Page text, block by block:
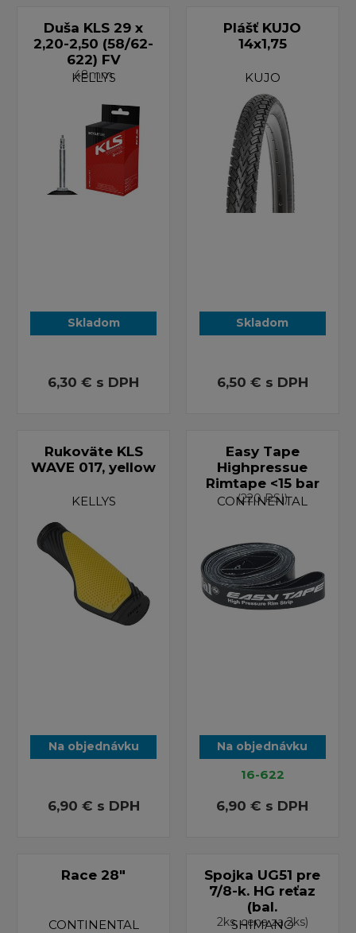
Duša KLS 29 x
2,20-2,50 (58/62-
622) FV
48mm
KELLYS
Skladom
6,30 € s DPH
Plášť KUJO
14x1,75
KUJO
Skladom
6,50 € s DPH
Rukoväte KLS
WAVE 017, yellow
KELLYS
Na objednávku
6,90 € s DPH
Easy Tape
Highpressue
Rimtape <15 bar
(220 PSI)
CONTINENTAL
Na objednávku
16-622
6,90 € s DPH
Race 28"
CONTINENTAL
Spojka UG51 pre
7/8-k. HG reťaz
(bal.
2ks, cena za 2ks)
SHIMANO